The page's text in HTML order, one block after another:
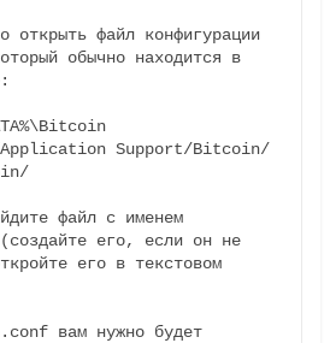
открыть файл конфигурации
обычно находится в
Support/Bitcoin/
файл с именем
его, если он не
его в текстовом
вам нужно будет